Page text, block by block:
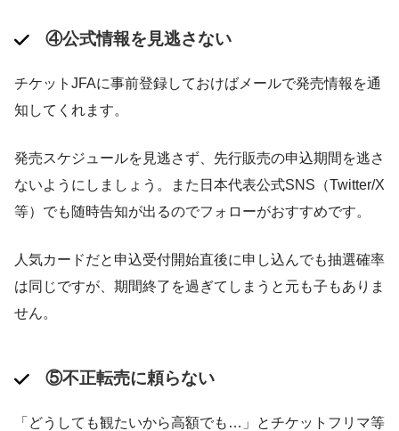
④公式情報を見逃さない
チケットJFAに事前登録しておけばメールで発売情報を通
知してくれます​。
発売スケジュールを見逃さず、先行販売の申込期間を逃さ
ないようにしましょう。また日本代表公式SNS（Twitter/X
等）でも随時告知が出るのでフォローがおすすめです​。
人気カードだと申込受付開始直後に申し込んでも抽選確率
は同じですが、期間終了を過ぎてしまうと元も子もありま
せん。
⑤不正転売に頼らない
「どうしても観たいから高額でも…」とチケットフリマ等